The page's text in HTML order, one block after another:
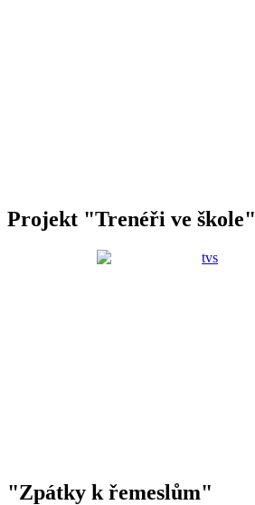
Projekt "Trenéři ve škole"
"Zpátky k řemeslům"